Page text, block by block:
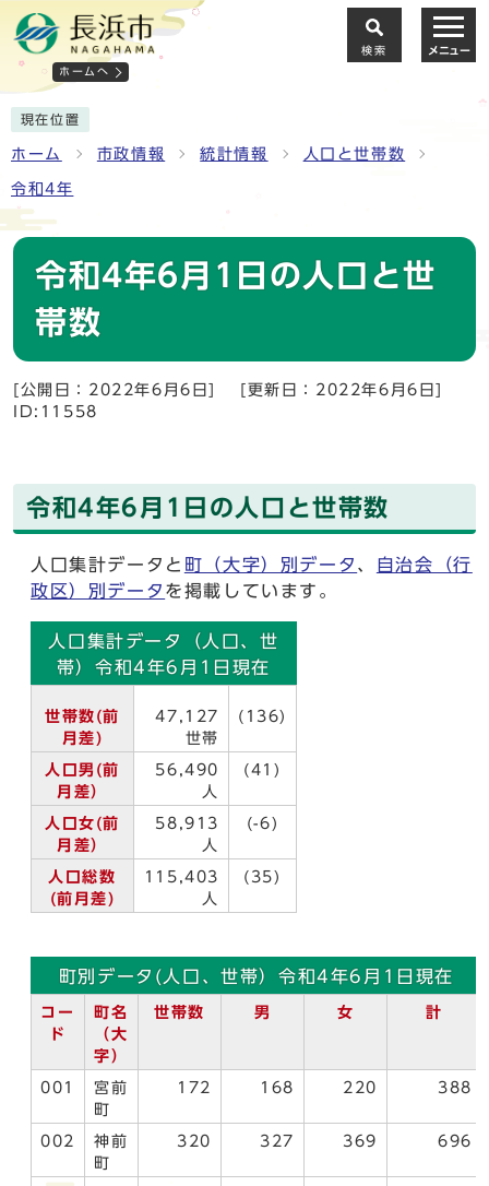
ホームへ
検索 メニュー
現在位置
ホーム 市政情報 統計情報 人口と世帯数
令和4年
令和4年6月1日の人口と世
帯数
[公開日：2022年6月6日]
[更新日：2022年6月6日]
ID:11558
令和4年6月1日の人口と世帯数
人口集計データと 町（大字）別データ 、
自治会（行
政区）別データ を掲載しています。
人口集計データ（人口、世
帯）令和4年6月1日現在
世帯数(前
月差)
47,127
世帯
(136)
人口男(前
月差）
56,490
人
(41)
人口女(前
月差）
58,913
人
(-6)
人口総数
(前月差)
115,403
人
(35)
町別データ(人口、世帯）令和4年6月1日現在
コー
ド
町名
（大
字）
世帯数 男 女 計
001
宮前
町
172 168 220 388
002
神前
町
320 327 369 696